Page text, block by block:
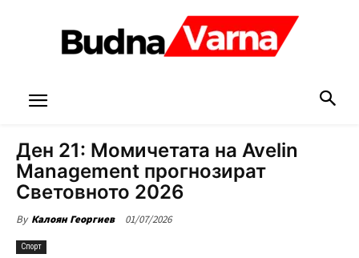
Ден 21: Момичетата на Avelin
Management прогнозират
Световното 2026
By Калоян Георгиев 01/07/2026
Спорт